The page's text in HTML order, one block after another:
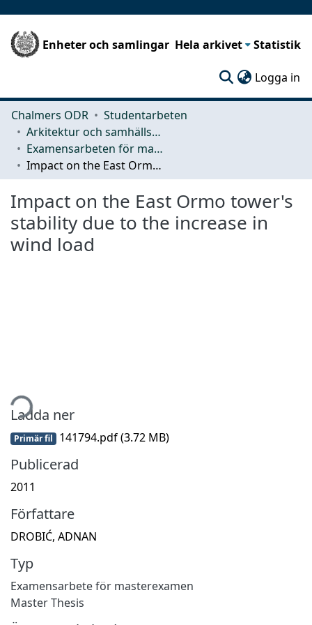
Enheter och samlingar Hela arkivet Statistik
Logga in
Chalmers ODR
Studentarbeten
Arkitektur och samhällsbyggnadsteknik (ACE)
Examensarbeten för masterexamen
Impact on the East Ormo tower's stability due to the increase in wind load
Impact on the East Ormo tower's
stability due to the increase in
wind load
Ladda ner
Primär fil 141794.pdf(3.72 MB)
Publicerad
2011
Författare
DROBIĆ, ADNAN
Typ
Examensarbete för masterexamen
Master Thesis